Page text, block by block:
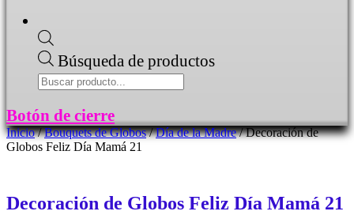
Búsqueda de productos
Botón de cierre
Inicio/Bouquets de Globos/Día de la Madre/ Decoración de
Globos Feliz Día Mamá 21
Decoración de Globos Feliz Día Mamá 21